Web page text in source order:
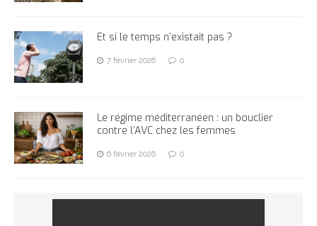
Et si le temps n’existait pas ?
7 février 2026 0
Le régime méditerranéen : un bouclier
contre l’AVC chez les femmes
6 février 2026 0